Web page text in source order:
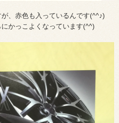
、赤色も入っているんです(^^♪)
かっこよくなっています(^^)